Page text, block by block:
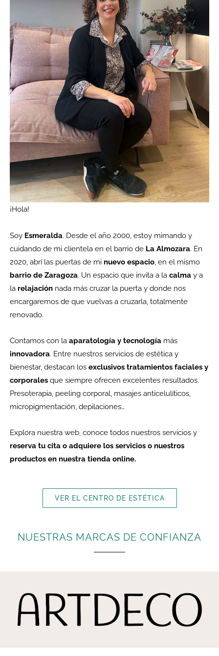
¡Hola!
Soy Esmeralda. Desde el año 2000, estoy mimando y
cuidando de mi clientela en el barrio de La Almozara. En
2020, abrí las puertas de mi nuevo espacio, en el mismo
barrio de Zaragoza. Un espacio que invita a la calma y a
la relajación nada más cruzar la puerta y donde nos
encargaremos de que vuelvas a cruzarla, totalmente
renovado.
Contamos con la aparatología y tecnología más
innovadora. Entre nuestros servicios de estética y
bienestar, destacan los exclusivos tratamientos faciales y
corporales que siempre ofrecen excelentes resultados.
Presoterapia, peeling corporal, masajes anticelulíticos,
micropigmentación, depilaciones…
Explora nuestra web, conoce todos nuestros servicios y
reserva tu cita o adquiere los servicios o nuestros
productos en nuestra tienda online.
VER EL CENTRO DE ESTÉTICA
NUESTRAS MARCAS DE CONFIANZA